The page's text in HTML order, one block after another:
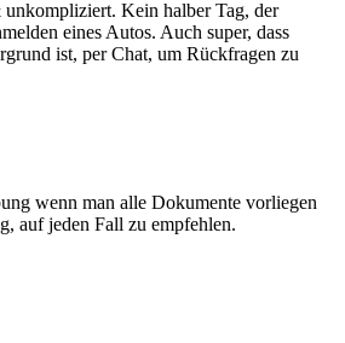
unkompliziert. Kein halber Tag, der
eines Autos. Auch super, dass
ist, per Chat, um Rückfragen zu
wenn man alle Dokumente vorliegen
auf jeden Fall zu empfehlen.